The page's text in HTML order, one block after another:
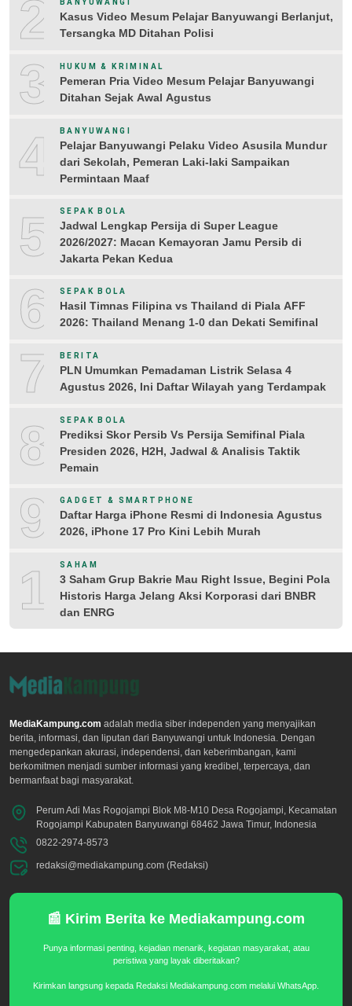
2 BANYUWANGI
Kasus Video Mesum Pelajar Banyuwangi Berlanjut,
Tersangka MD Ditahan Polisi
3 HUKUM & KRIMINAL
Pemeran Pria Video Mesum Pelajar Banyuwangi
Ditahan Sejak Awal Agustus
4 BANYUWANGI
Pelajar Banyuwangi Pelaku Video Asusila Mundur
dari Sekolah, Pemeran Laki-laki Sampaikan
Permintaan Maaf
5 SEPAK BOLA
Jadwal Lengkap Persija di Super League
2026/2027: Macan Kemayoran Jamu Persib di
Jakarta Pekan Kedua
6 SEPAK BOLA
Hasil Timnas Filipina vs Thailand di Piala AFF
2026: Thailand Menang 1-0 dan Dekati Semifinal
7 BERITA
PLN Umumkan Pemadaman Listrik Selasa 4
Agustus 2026, Ini Daftar Wilayah yang Terdampak
8 SEPAK BOLA
Prediksi Skor Persib Vs Persija Semifinal Piala
Presiden 2026, H2H, Jadwal & Analisis Taktik
Pemain
9 GADGET & SMARTPHONE
Daftar Harga iPhone Resmi di Indonesia Agustus
2026, iPhone 17 Pro Kini Lebih Murah
10
SAHAM
3 Saham Grup Bakrie Mau Right Issue, Begini Pola
Historis Harga Jelang Aksi Korporasi dari BNBR
dan ENRG
MediaKampung.com adalah media siber independen yang menyajikan
berita, informasi, dan liputan dari Banyuwangi untuk Indonesia. Dengan
mengedepankan akurasi, independensi, dan keberimbangan, kami
berkomitmen menjadi sumber informasi yang kredibel, terpercaya, dan
bermanfaat bagi masyarakat.
Perum Adi Mas Rogojampi Blok M8-M10 Desa Rogojampi, Kecamatan
Rogojampi Kabupaten Banyuwangi 68462 Jawa Timur, Indonesia
0822-2974-8573
redaksi@mediakampung.com (Redaksi)
📰 Kirim Berita ke Mediakampung.com
Punya informasi penting, kejadian menarik, kegiatan masyarakat, atau
peristiwa yang layak diberitakan?
Kirimkan langsung kepada Redaksi Mediakampung.com melalui WhatsApp.